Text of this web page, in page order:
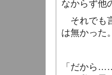
なからず他
それでも
は無かった。
「だから